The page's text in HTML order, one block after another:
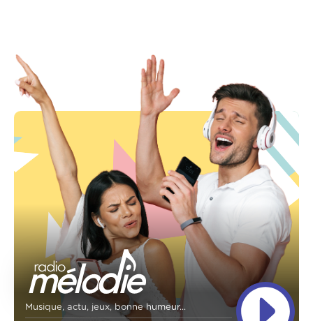
Musique, actu, jeux, bonne humeur...